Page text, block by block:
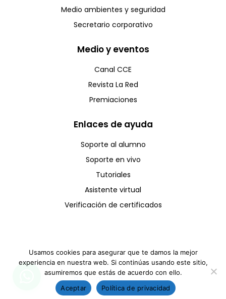
Medio ambientes y seguridad
Secretario corporativo
Medio y eventos
Canal CCE
Revista La Red
Premiaciones
Enlaces de ayuda
Soporte al alumno
Soporte en vivo
Tutoriales
Asistente virtual
Verificación de certificados
Copyright © CCE 2025 - Todos los derechos reservados
Usamos cookies para asegurar que te damos la mejor
experiencia en nuestra web. Si continúas usando este sitio,
asumiremos que estás de acuerdo con ello.
Aceptar
Política de privacidad